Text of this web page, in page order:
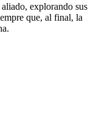
explorando sus
que, al final, la